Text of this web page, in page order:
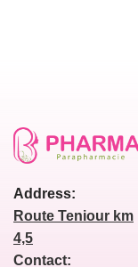
Address:
Route Teniour km
4,5
Contact: